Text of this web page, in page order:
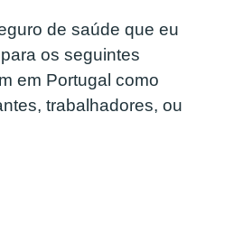
de saúde que eu
os seguintes
em Portugal como
trabalhadores, ou